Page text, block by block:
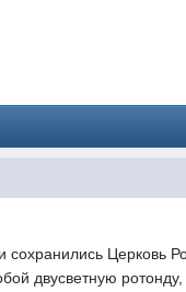
сохранились Церковь
двусветную